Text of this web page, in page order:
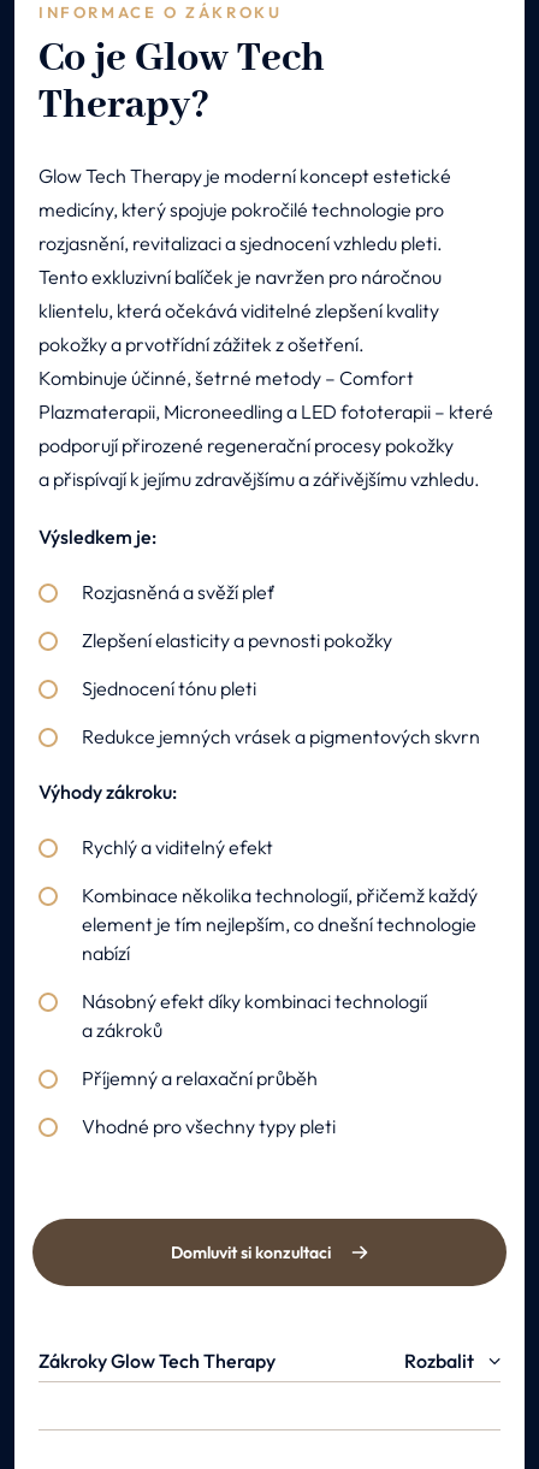
INFORMACE O ZÁKROKU
Co je Glow Tech
Therapy?
Glow Tech Therapy je moderní koncept estetické
medicíny, který spojuje pokročilé technologie pro
rozjasnění, revitalizaci a sjednocení vzhledu pleti.
Tento exkluzivní balíček je navržen pro náročnou
klientelu, která očekává viditelné zlepšení kvality
pokožky a prvotřídní zážitek z ošetření.
Kombinuje účinné, šetrné metody – Comfort
Plazmaterapii, Microneedling a LED fototerapii – které
podporují přirozené regenerační procesy pokožky
a přispívají k jejímu zdravějšímu a zářivějšímu vzhledu.
Výsledkem je:
Rozjasněná a svěží pleť
Zlepšení elasticity a pevnosti pokožky
Sjednocení tónu pleti
Redukce jemných vrásek a pigmentových skvrn
Výhody zákroku:
Rychlý a viditelný efekt
Kombinace několika technologií, přičemž každý
element je tím nejlepším, co dnešní technologie
nabízí
Násobný efekt díky kombinaci technologií
a zákroků
Příjemný a relaxační průběh
Vhodné pro všechny typy pleti
Domluvit si konzultaci
Zákroky Glow Tech Therapy Rozbalit